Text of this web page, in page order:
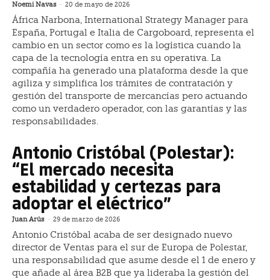
Noemi Navas - 20 de mayo de 2026
África Narbona, International Strategy Manager para
España, Portugal e Italia de Cargoboard, representa el
cambio en un sector como es la logística cuando la
capa de la tecnología entra en su operativa. La
compañía ha generado una plataforma desde la que
agiliza y simplifica los trámites de contratación y
gestión del transporte de mercancías pero actuando
como un verdadero operador, con las garantías y las
responsabilidades.
Antonio Cristóbal (Polestar):
“El mercado necesita
estabilidad y certezas para
adoptar el eléctrico”
Juan Arús - 29 de marzo de 2026
Antonio Cristóbal acaba de ser designado nuevo
director de Ventas para el sur de Europa de Polestar,
una responsabilidad que asume desde el 1 de enero y
que añade al área B2B que ya lideraba la gestión del